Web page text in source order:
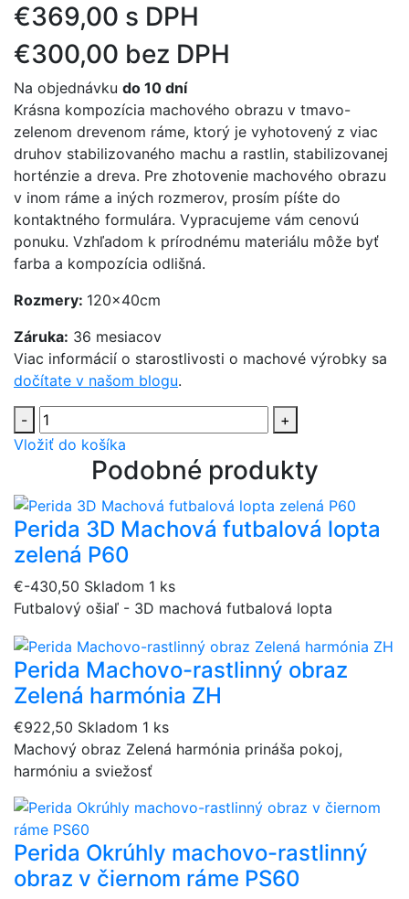
€369,00 s DPH
€300,00 bez DPH
Na objednávku do 10 dní
Krásna kompozícia machového obrazu v tmavo-
zelenom drevenom ráme, ktorý je vyhotovený z viac
druhov stabilizovaného machu a rastlin, stabilizovanej
horténzie a dreva. Pre zhotovenie machového obrazu
v inom ráme a iných rozmerov, prosím píśte do
kontaktného formulára. Vypracujeme vám cenovú
ponuku. Vzhľadom k prírodnému materiálu môže byť
farba a kompozícia odlišná.
Rozmery: 120x40cm
Záruka: 36 mesiacov
Viac informácií o starostlivosti o machové výrobky sa
dočítate v našom blogu.
-
+
Vložiť do košíka
Podobné produkty
Perida 3D Machová futbalová lopta
zelená P60
€-430,50 Skladom 1 ks
Futbalový ošiaľ - 3D machová futbalová lopta
Perida Machovo-rastlinný obraz
Zelená harmónia ZH
€922,50 Skladom 1 ks
Machový obraz Zelená harmónia prináša pokoj,
harmóniu a sviežosť
Perida Okrúhly machovo-rastlinný
obraz v čiernom ráme PS60